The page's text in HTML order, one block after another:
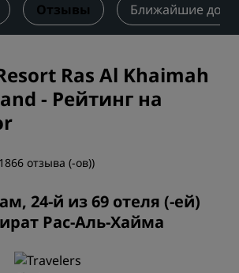
Отзывы Ближайшие
Ras Al Khaimah
- Рейтинг на
отзыва (-ов))
24-й из 69 отеля (-ей)
Рас-Аль-Хайма